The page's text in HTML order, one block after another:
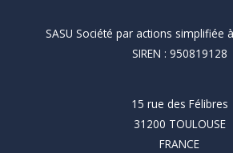
SASU Société par actions simplifiée
SIREN : 950819128
15 rue des Félibres
31200 TOULOUSE
FRANCE